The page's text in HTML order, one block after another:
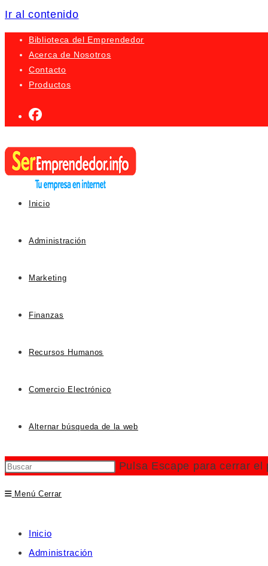
Ir al contenido
Biblioteca del Emprendedor
Acerca de Nosotros
Contacto
Productos
Inicio
Administración
Marketing
Finanzas
Recursos Humanos
Comercio Electrónico
Alternar búsqueda de la web
Pulsa Escape para cerrar el
Menú Cerrar
Inicio
Administración